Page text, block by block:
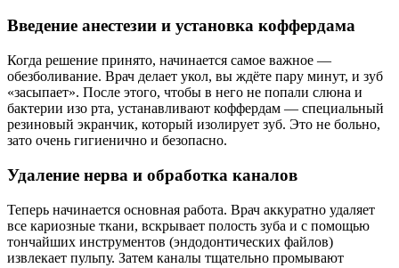
Введение анестезии и установка коффердама
Когда решение принято, начинается самое важное —
обезболивание. Врач делает укол, вы ждёте пару минут, и зуб
«засыпает». После этого, чтобы в него не попали слюна и
бактерии изо рта, устанавливают коффердам — специальный
резиновый экранчик, который изолирует зуб. Это не больно,
зато очень гигиенично и безопасно.
Удаление нерва и обработка каналов
Теперь начинается основная работа. Врач аккуратно удаляет
все кариозные ткани, вскрывает полость зуба и с помощью
тончайших инструментов (эндодонтических файлов)
извлекает пульпу. Затем каналы тщательно промывают